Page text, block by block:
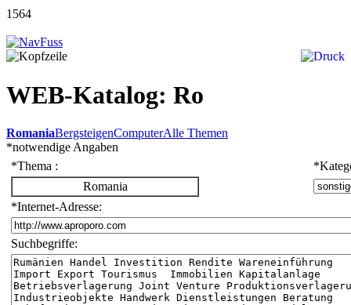
1564
WEB-Katalog: Ro
RomaniaBergsteigenComputerAlle Themen
*notwendige Angaben
*Thema : *
Romania
*Internet-Adresse:
Suchbegriffe: